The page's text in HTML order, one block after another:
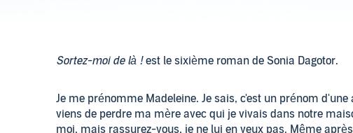
Sortez-moi de là !est le sixième roman de Sonia Dagotor.
Je me prénomme Madeleine. Je sais, c'est un prénom
viens de perdre ma mère avec qui je vivais dans notre
moi, mais rassurez-vous, je ne lui en veux pas. Même